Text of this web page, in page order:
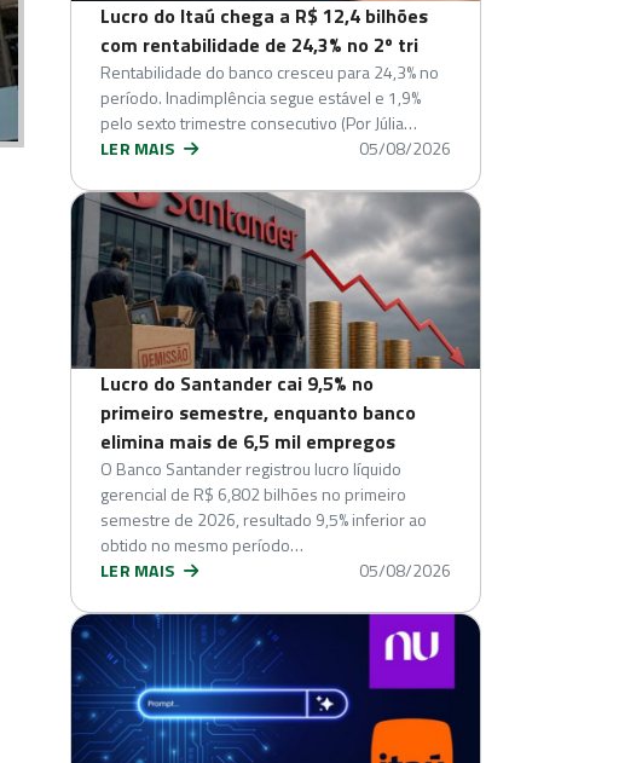
Lucro do Itaú chega a R$ 12,4 bilhões
com rentabilidade de 24,3% no 2º tri
Rentabilidade do banco cresceu para 24,3% no
período. Inadimplência segue estável e 1,9%
pelo sexto trimestre consecutivo (Por Júlia…
LER MAIS
05/08/2026
Lucro do Santander cai 9,5% no
primeiro semestre, enquanto banco
elimina mais de 6,5 mil empregos
O Banco Santander registrou lucro líquido
gerencial de R$ 6,802 bilhões no primeiro
semestre de 2026, resultado 9,5% inferior ao
obtido no mesmo período…
LER MAIS
05/08/2026